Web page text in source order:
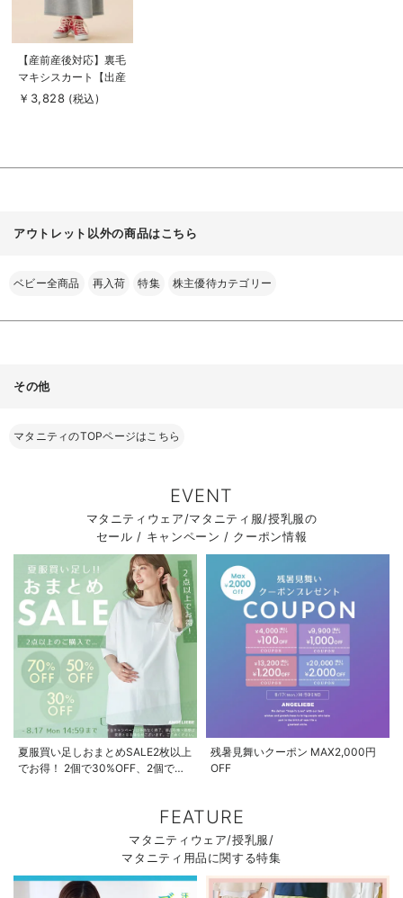
商
品
詳
細
を
【産前産後対応】裏毛
マキシスカート【出産
後も長く使える】
￥3,828 (税込)
アウトレット以外の商品はこちら
ベビー全商品 再入荷 特集 株主優待カテゴリー
その他
マタニティのTOPページはこちら
EVENT
マタニティウェア/マタニティ服/授乳服の
セール / キャンペーン / クーポン情報
夏服買い足しおまとめSALE2枚以上
でお得！ 2個で30%OFF、2個で
残暑見舞いクーポン MAX2,000円
OFF
FEATURE
マタニティウェア/授乳服/
マタニティ用品に関する特集